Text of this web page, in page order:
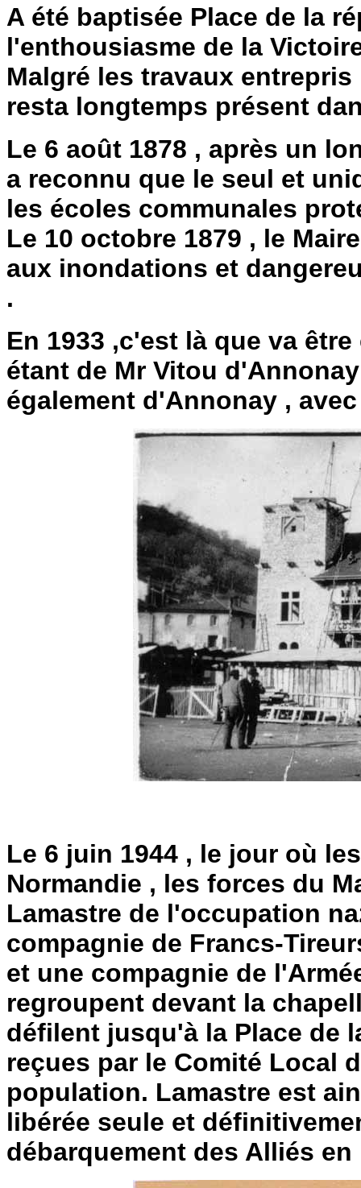
A été baptisée Place de la
l'enthousiasme de la
Malgré les travaux
resta longtemps présent
Le 6 août 1878 , après un
a reconnu que le seul et
les écoles communales
Le 10 octobre 1879 , le
aux inondations et
.
En 1933 ,c'est là que va
étant de Mr Vitou
également d'Annonay ,
Le 6 juin 1944 , le jour où
Normandie , les forces du
Lamastre de l'occupation
compagnie de Francs-
et une compagnie de
regroupent devant la
défilent jusqu'à la Place de
reçues par le Comité Local
population. Lamastre est
libérée seule et
débarquement des Alliés en